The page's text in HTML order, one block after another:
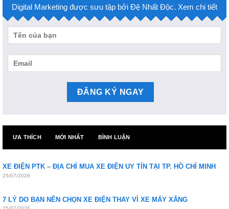
Digital Marketing được sưu tập bởi Đệ Nhất Độc. Xem chi tiết
ƯA THÍCH MỚI NHẤT BÌNH LUẬN
XE ĐIỆN PTK – ĐỊA CHỈ MUA XE ĐIỆN UY TÍN TẠI TP. HỒ CHÍ MINH
25/07/2026
7 LÝ DO BẠN NÊN CHỌN XE ĐIỆN THAY VÌ XE MÁY XĂNG